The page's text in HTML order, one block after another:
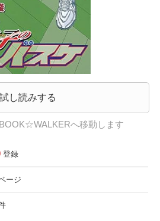
試し読みする
へ移動します
登録
ージ